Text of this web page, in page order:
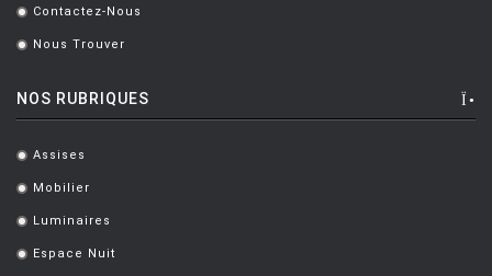
. Contactez-Nous
. Nous Trouver
NOS RUBRIQUES
. Assises
. Mobilier
. Luminaires
. Espace Nuit